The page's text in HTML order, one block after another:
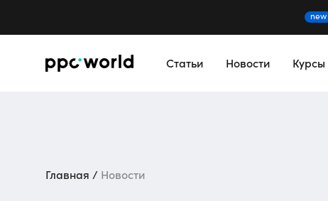
new
Статьи Новости Курсы
Главная Новости